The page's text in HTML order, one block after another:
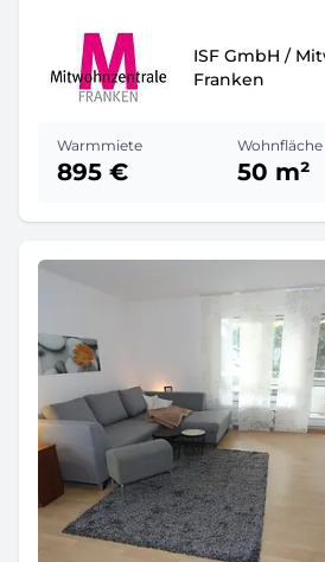
ISF GmbH /
Franken
Warmmiete
895 €
Wohnfläche
50 m²